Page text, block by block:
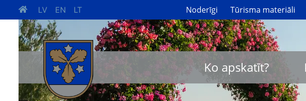
LV EN LT Noderīgi Tūrisma materiāli
Ko apskatīt?